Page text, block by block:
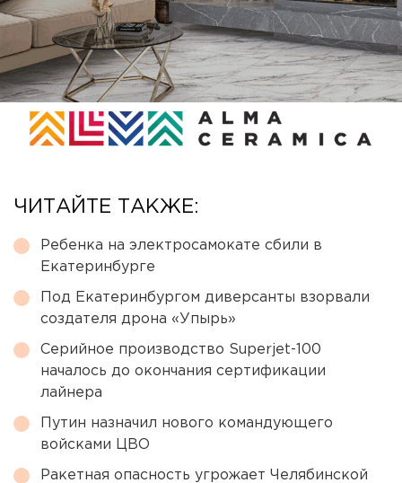
ЧИТАЙТЕ ТАКЖЕ:
Ребенка на электросамокате сбили в
Екатеринбурге
Под Екатеринбургом диверсанты взорвали
создателя дрона «Упырь»
Серийное производство Superjet-100
началось до окончания сертификации
лайнера
Путин назначил нового командующего
войсками ЦВО
Ракетная опасность угрожает Челябинской